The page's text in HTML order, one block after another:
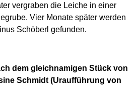
vergraben die Leiche in einer
Vier Monate später werden
Schöberl gefunden.
dem gleichnamigen Stück von
Schmidt (Uraufführung von